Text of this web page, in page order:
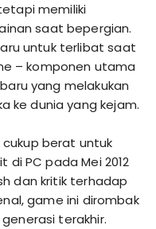
memiliki
saat bepergian.
untuk terlibat saat
– komponen utama
yang melakukan
ke dunia yang kejam.
berat untuk
di PC pada Mei 2012
dan kritik terhadap
game ini dirombak
terakhir.